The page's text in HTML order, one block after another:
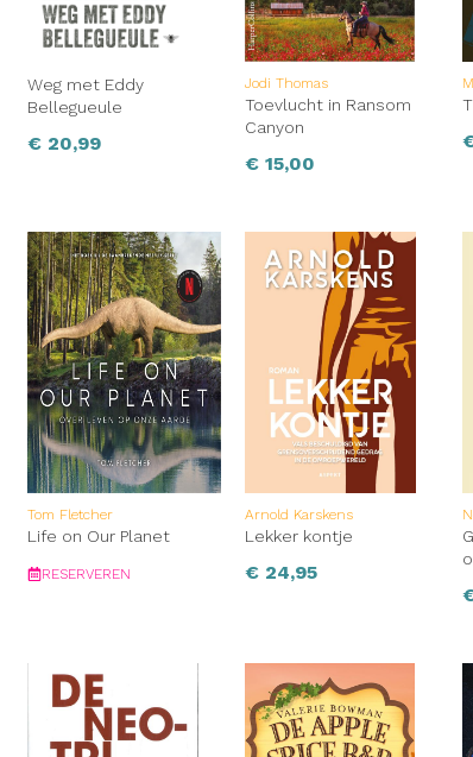
Weg met Eddy
Bellegueule
€20,99
Jodi Thomas
Toevlucht in Ransom
Canyon
€15,00
Tom Fletcher
Life on Our Planet
RESERVEREN
Arnold Karskens
Lekker kontje
€24,95